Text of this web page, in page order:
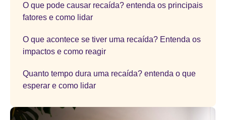
O que pode causar recaída? entenda os principais
fatores e como lidar
O que acontece se tiver uma recaída? Entenda os
impactos e como reagir
Quanto tempo dura uma recaída? entenda o que
esperar e como lidar